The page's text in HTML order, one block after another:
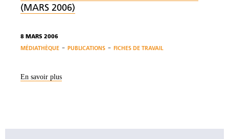
(MARS 2006)
8 MARS 2006
MÉDIATHÈQUE - PUBLICATIONS - FICHES DE TRAVAIL
En savoir plus